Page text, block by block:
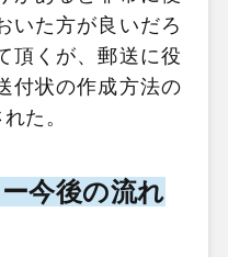
いた方が良いだろ
頂くが、郵送に役
付状の作成方法の
た。
今後の流れ